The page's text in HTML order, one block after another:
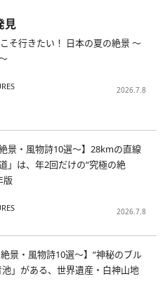
見
そ行きたい！ 日本の夏の絶景 ～
2026.7.8
景・風物詩10選～】28kmの直線
」は、年2回だけの“究極の絶
版
2026.7.8
景・風物詩10選～】“神秘のブル
」がある、世界遺産・白神山地